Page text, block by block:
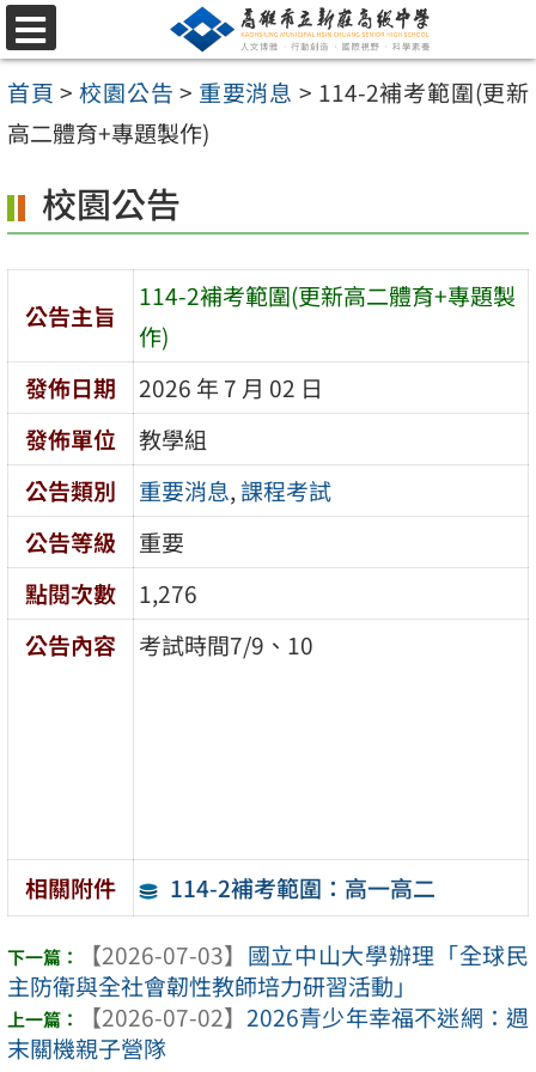
跳
至
主
要
容
區
選
單
首頁 >校園公告 > 重要消息 > 114-2補考範圍(更新
高二體育+專題製作)
校園公告
公告主旨
114-2補考範圍(更新高二體育+專題製
作)
發佈日期
2026 年 7 月 02 日
發佈單位
教學組
公告類別
重要消息,課程考試
公告等級
重要
點閱次數
1,276
公告內容
考試時間7/9、10
相關附件 114-2補考範圍：高一高二
【2026-07-03】 國立中山大學辦理「全球民
主防衛與全社會韌性教師培力研習活動」
【2026-07-02】 2026青少年幸福不迷網：週
末關機親子營隊